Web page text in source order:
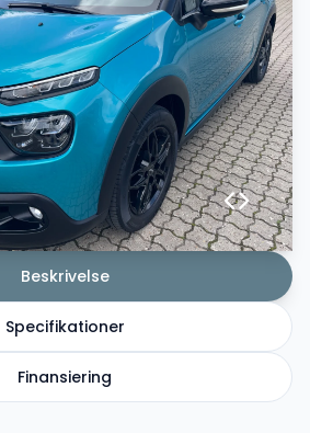
Specifikationer
Beskrivelse
Finansiering